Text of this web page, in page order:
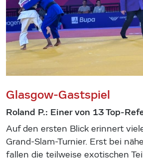
Glasgow-Gastspiel
Roland P.: Einer von 13 Top-
Auf den ersten Blick erinnert
Grand-Slam-Turnier. Erst bei
fallen die teilweise exotischen